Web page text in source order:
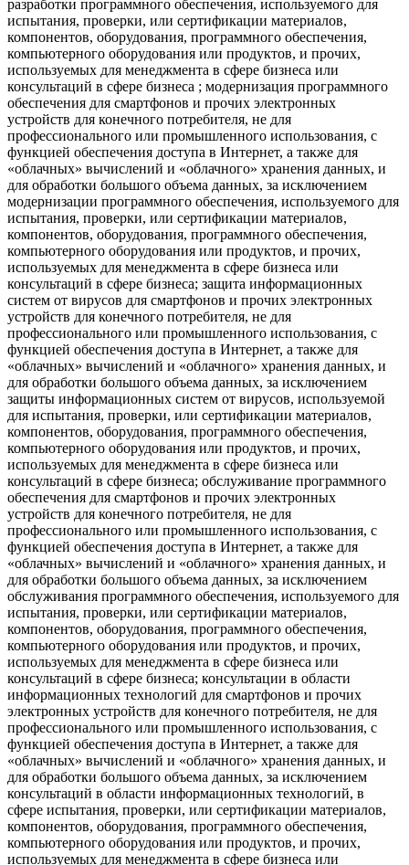
разработки программного обеспечения, используемого для
испытания, проверки, или сертификации материалов,
компонентов, оборудования, программного обеспечения,
компьютерного оборудования или продуктов, и прочих,
используемых для менеджмента в сфере бизнеса или
консультаций в сфере бизнеса ; модернизация программного
обеспечения для смартфонов и прочих электронных
устройств для конечного потребителя, не для
профессионального или промышленного использования, с
функцией обеспечения доступа в Интернет, а также для
«облачных» вычислений и «облачного» хранения данных, и
для обработки большого объема данных, за исключением
модернизации программного обеспечения, используемого для
испытания, проверки, или сертификации материалов,
компонентов, оборудования, программного обеспечения,
компьютерного оборудования или продуктов, и прочих,
используемых для менеджмента в сфере бизнеса или
консультаций в сфере бизнеса; защита информационных
систем от вирусов для смартфонов и прочих электронных
устройств для конечного потребителя, не для
профессионального или промышленного использования, с
функцией обеспечения доступа в Интернет, а также для
«облачных» вычислений и «облачного» хранения данных, и
для обработки большого объема данных, за исключением
защиты информационных систем от вирусов, используемой
для испытания, проверки, или сертификации материалов,
компонентов, оборудования, программного обеспечения,
компьютерного оборудования или продуктов, и прочих,
используемых для менеджмента в сфере бизнеса или
консультаций в сфере бизнеса; обслуживание программного
обеспечения для смартфонов и прочих электронных
устройств для конечного потребителя, не для
профессионального или промышленного использования, с
функцией обеспечения доступа в Интернет, а также для
«облачных» вычислений и «облачного» хранения данных, и
для обработки большого объема данных, за исключением
обслуживания программного обеспечения, используемого для
испытания, проверки, или сертификации материалов,
компонентов, оборудования, программного обеспечения,
компьютерного оборудования или продуктов, и прочих,
используемых для менеджмента в сфере бизнеса или
консультаций в сфере бизнеса; консультации в области
информационных технологий для смартфонов и прочих
электронных устройств для конечного потребителя, не для
профессионального или промышленного использования, с
функцией обеспечения доступа в Интернет, а также для
«облачных» вычислений и «облачного» хранения данных, и
для обработки большого объема данных, за исключением
консультаций в области информационных технологий, в
сфере испытания, проверки, или сертификации материалов,
компонентов, оборудования, программного обеспечения,
компьютерного оборудования или продуктов, и прочих,
используемых для менеджмента в сфере бизнеса или